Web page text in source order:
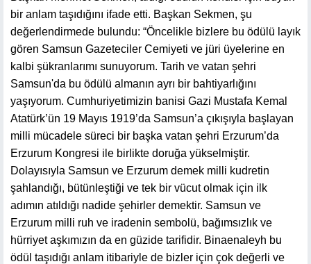
bir anlam taşıdığını ifade etti. Başkan Sekmen, şu
değerlendirmede bulundu: “Öncelikle bizlere bu ödülü layık
gören Samsun Gazeteciler Cemiyeti ve jüri üyelerine en
kalbi şükranlarımı sunuyorum. Tarih ve vatan şehri
Samsun'da bu ödülü almanın ayrı bir bahtiyarlığını
yaşıyorum. Cumhuriyetimizin banisi Gazi Mustafa Kemal
Atatürk’ün 19 Mayıs 1919’da Samsun’a çıkışıyla başlayan
milli mücadele süreci bir başka vatan şehri Erzurum’da
Erzurum Kongresi ile birlikte doruğa yükselmiştir.
Dolayısıyla Samsun ve Erzurum demek milli kudretin
şahlandığı, bütünleştiği ve tek bir vücut olmak için ilk
adımın atıldığı nadide şehirler demektir. Samsun ve
Erzurum milli ruh ve iradenin sembolü, bağımsızlık ve
hürriyet aşkımızın da en güzide tarifidir. Binaenaleyh bu
ödül taşıdığı anlam itibariyle de bizler için çok değerli ve